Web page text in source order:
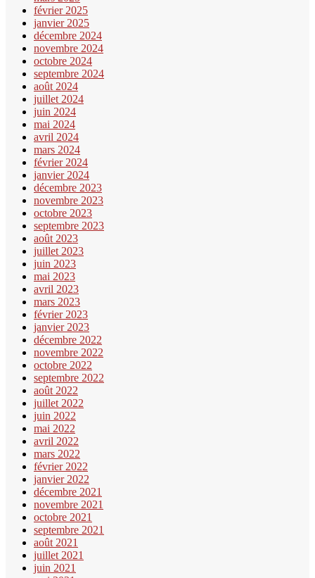
février 2025
janvier 2025
décembre 2024
novembre 2024
octobre 2024
septembre 2024
août 2024
juillet 2024
juin 2024
mai 2024
avril 2024
mars 2024
février 2024
janvier 2024
décembre 2023
novembre 2023
octobre 2023
septembre 2023
août 2023
juillet 2023
juin 2023
mai 2023
avril 2023
mars 2023
février 2023
janvier 2023
décembre 2022
novembre 2022
octobre 2022
septembre 2022
août 2022
juillet 2022
juin 2022
mai 2022
avril 2022
mars 2022
février 2022
janvier 2022
décembre 2021
novembre 2021
octobre 2021
septembre 2021
août 2021
juillet 2021
juin 2021